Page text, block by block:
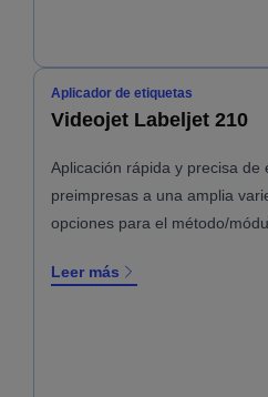
Aplicador de etiquetas
Videojet Labeljet 210
Aplicación rápida y precisa de
preimpresas a una amplia
opciones para el método/
Leer más